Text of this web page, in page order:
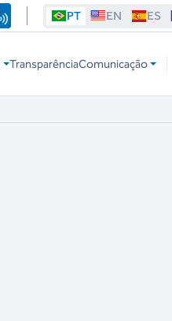
PT EN ES
TransparênciaComunicação